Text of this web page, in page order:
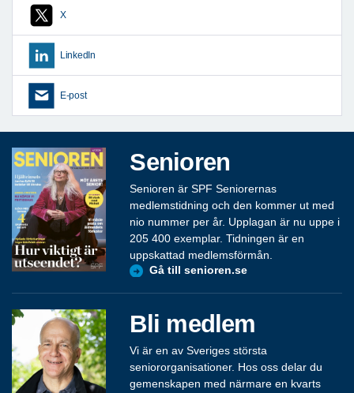
X
LinkedIn
E-post
Senioren
Senioren är SPF Seniorernas
medlemstidning och den kommer ut med
nio nummer per år. Upplagan är nu uppe i
205 400 exemplar. Tidningen är en
uppskattad medlemsförmån.
Gå till senioren.se
Bli medlem
Vi är en av Sveriges största
seniororganisationer. Hos oss delar du
gemenskapen med närmare en kvarts